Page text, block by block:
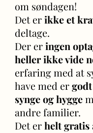
om søndagen!
Det erikke et
deltage.
Der eringen
heller ikke vide
erfaring med at
have med er
synge og hygge
andre familier.
Det erhelt gratis